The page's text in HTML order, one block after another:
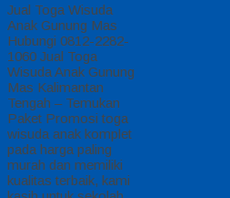
Jual Toga Wisuda
Anak Gunung Mas
Hubungi 0812-2282-
1060 Jual Toga
Wisuda Anak Gunung
Mas Kalimantan
Tengah – Temukan
Paket Promosi toga
wisuda anak komplet
pada harga paling
murah dan memiliki
kualitas terbaik, kami